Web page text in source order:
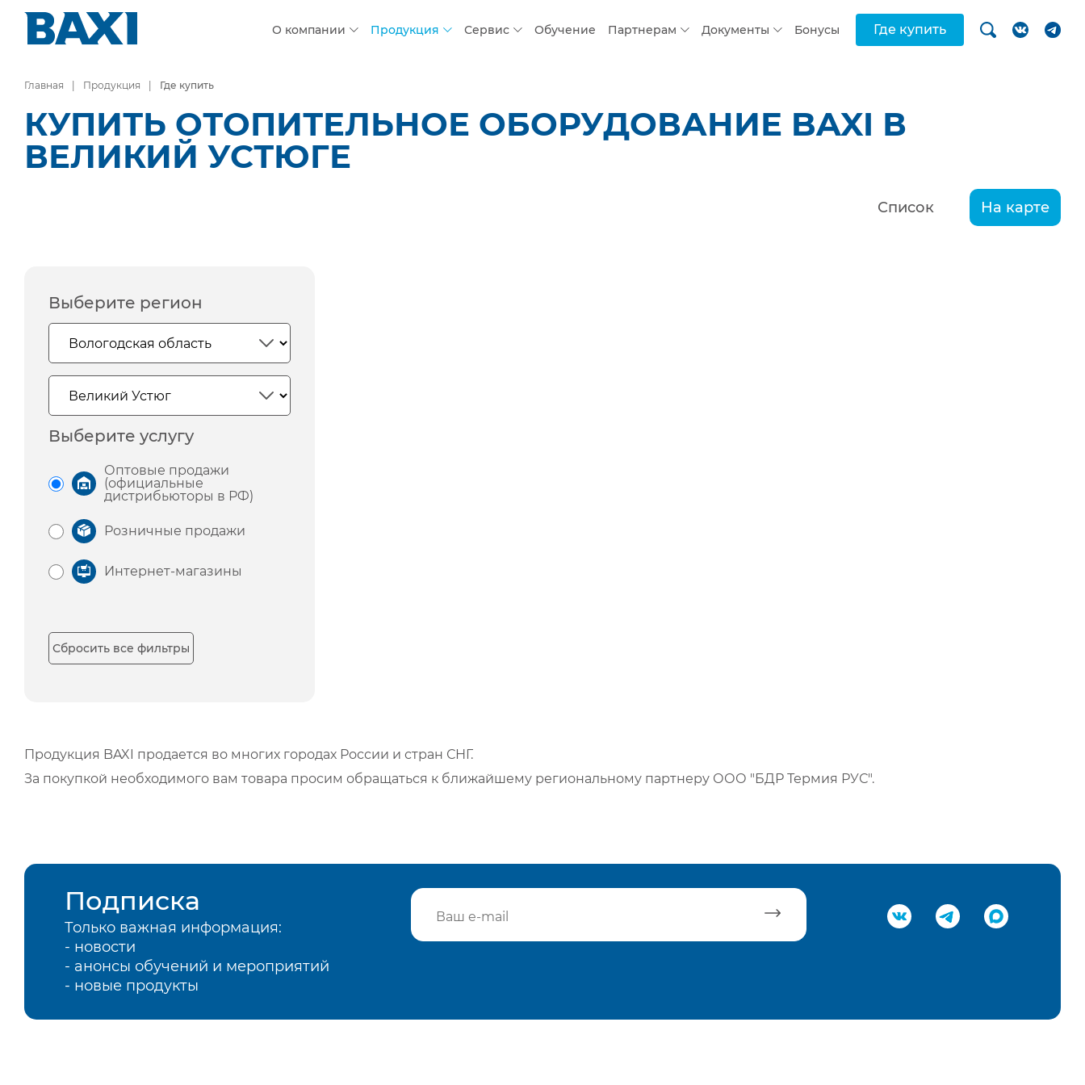
О компании Продукция Сервис Обучение Партнерам Документы Бонусы Где купить
Главная Продукция Где купить
КУПИТЬ ОТОПИТЕЛЬНОЕ ОБОРУДОВАНИЕ BAXI В
ВЕЛИКИЙ УСТЮГЕ
Список На карте
Выберите регион
Выберите услугу
Оптовые продажи
(официальные
дистрибьюторы в РФ)
Розничные продажи
Интернет-магазины
Сбросить все фильтры
Продукция BAXI продается во многих городах России и стран СНГ.
За покупкой необходимого вам товара просим обращаться к ближайшему региональному партнеру ООО "БДР Термия РУС".
Подписка
Только важная информация:
- новости
- анонсы обучений и мероприятий
- новые продукты